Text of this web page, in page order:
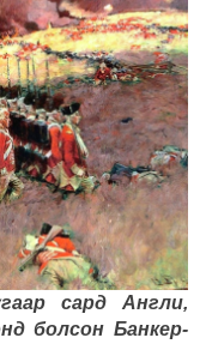
сард Англи,
болсон Банкер-